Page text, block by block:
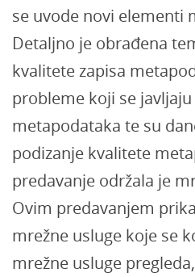
se uvode novi elementi
Detaljno je obrađena
kvalitete zapisa
probleme koji se
metapodataka te su
podizanje kvalitete
predavanje održala je
Ovim predavanjem
mrežne usluge koje se
mrežne usluge